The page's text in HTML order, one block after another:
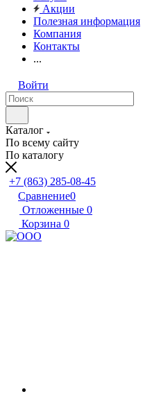
Акции
Полезная информация
Компания
Контакты
...
Войти
Каталог
По всему сайту
По каталогу
+7 (863) 285-08-45
Сравнение0
Отложенные 0
Корзина 0